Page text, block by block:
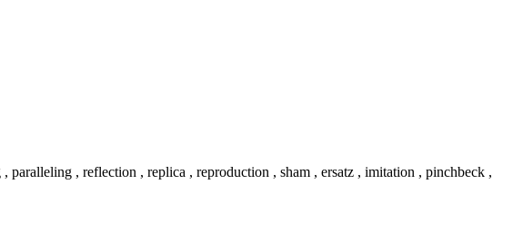
, reflection , replica , reproduction , sham , ersatz , imitation , pinchbeck ,